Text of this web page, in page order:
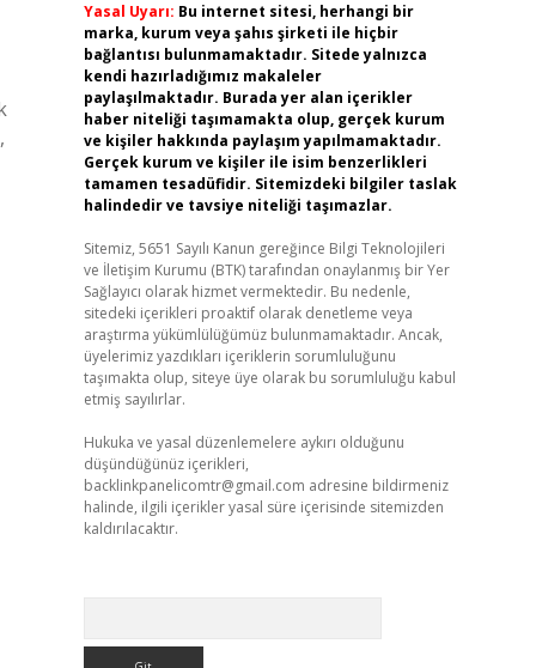
Yasal Uyarı: Bu internet sitesi, herhangi bir
marka, kurum veya şahıs şirketi ile hiçbir
bağlantısı bulunmamaktadır. Sitede yalnızca
kendi hazırladığımız makaleler
paylaşılmaktadır. Burada yer alan içerikler
haber niteliği taşımamakta olup, gerçek kurum
ve kişiler hakkında paylaşım yapılmamaktadır.
Gerçek kurum ve kişiler ile isim benzerlikleri
tamamen tesadüfidir. Sitemizdeki bilgiler taslak
halindedir ve tavsiye niteliği taşımazlar.
Sitemiz, 5651 Sayılı Kanun gereğince Bilgi Teknolojileri
ve İletişim Kurumu (BTK) tarafından onaylanmış bir Yer
Sağlayıcı olarak hizmet vermektedir. Bu nedenle,
sitedeki içerikleri proaktif olarak denetleme veya
araştırma yükümlülüğümüz bulunmamaktadır. Ancak,
üyelerimiz yazdıkları içeriklerin sorumluluğunu
taşımakta olup, siteye üye olarak bu sorumluluğu kabul
etmiş sayılırlar.
Hukuka ve yasal düzenlemelere aykırı olduğunu
düşündüğünüz içerikleri,
backlinkpanelicomtr@gmail.com adresine bildirmeniz
halinde, ilgili içerikler yasal süre içerisinde sitemizden
kaldırılacaktır.